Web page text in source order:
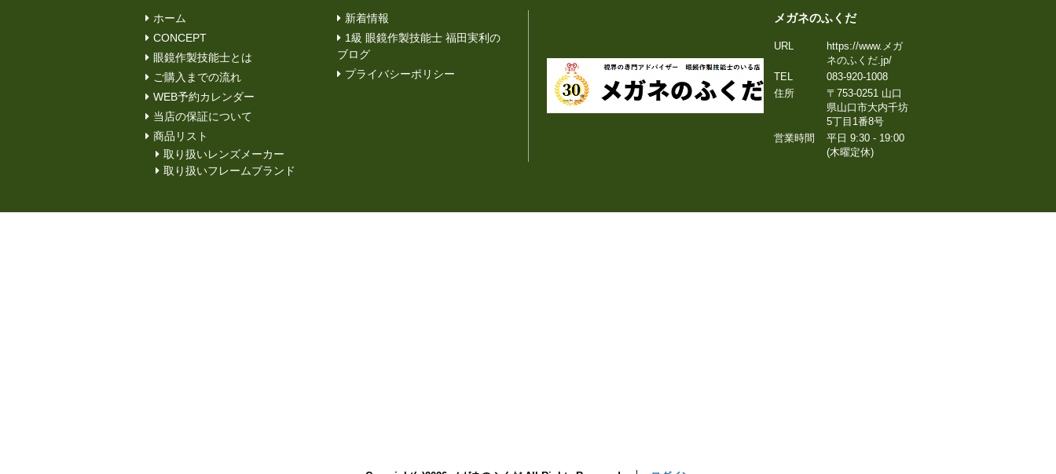
ホーム
CONCEPT
眼鏡作製技能士とは
ご購入までの流れ
WEB予約カレンダー
当店の保証について
商品リスト
取り扱いレンズメーカー
取り扱いフレームブランド
新着情報
1級 眼鏡作製技能士 福田実利の
ブログ
プライバシーポリシー
メガネのふくだ
URL
https://www.メガ
ネのふくだ.jp/
TEL
083-920-1008
住所
〒753-0251 山口
県山口市大内千坊
5丁目1番8号
営業時間
平日 9:30 - 19:00
(木曜定休)